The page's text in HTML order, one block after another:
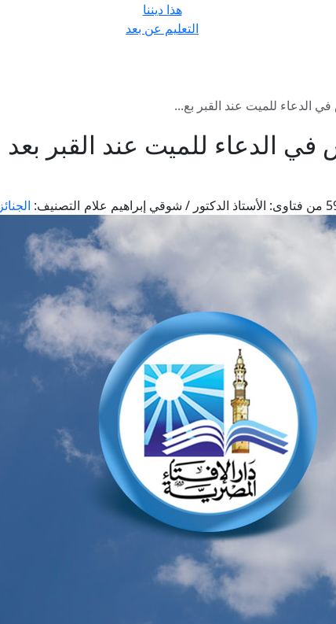
هذا ديننا
التعليم عن بعد
الدعاء للميت عند القبر بع...
الدعاء للميت عند القبر بعد
من فتاوى: الأستاذ الدكتور / شوقي إبراهيم علام التصنيف: الجنائز